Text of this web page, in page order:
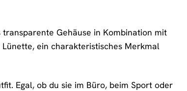
transparente Gehäuse in Kombination mit
ein charakteristisches Merkmal
Egal, ob du sie im Büro, beim Sport oder